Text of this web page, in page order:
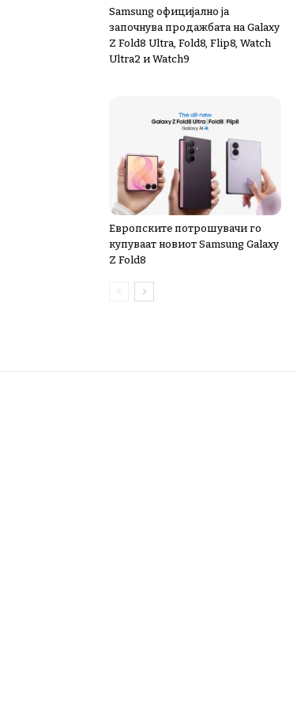
Samsung официјално ја
започнува продажбата на Galaxy
Z Fold8 Ultra, Fold8, Flip8, Watch
Ultra2 и Watch9
Европските потрошувачи го
купуваат новиот Samsung Galaxy
Z Fold8